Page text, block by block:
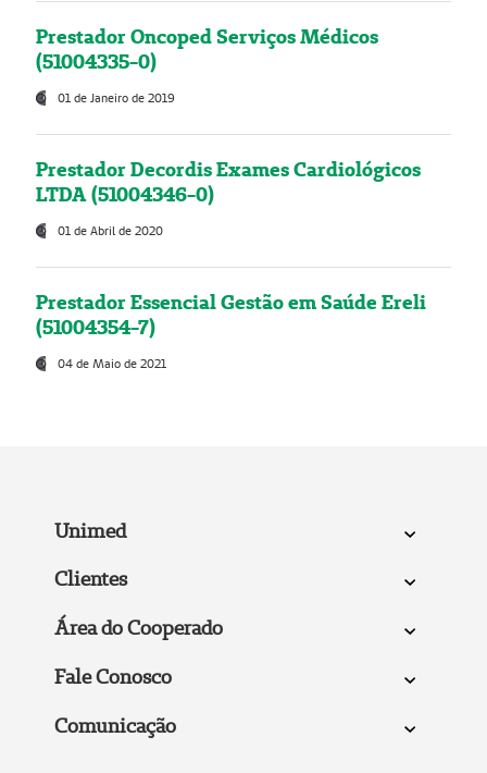
Prestador Oncoped Serviços Médicos
(51004335-0)
01 de Janeiro de 2019
Prestador Decordis Exames Cardiológicos
LTDA (51004346-0)
01 de Abril de 2020
Prestador Essencial Gestão em Saúde Ereli
(51004354-7)
04 de Maio de 2021
Unimed
Clientes
Área do Cooperado
Fale Conosco
Comunicação